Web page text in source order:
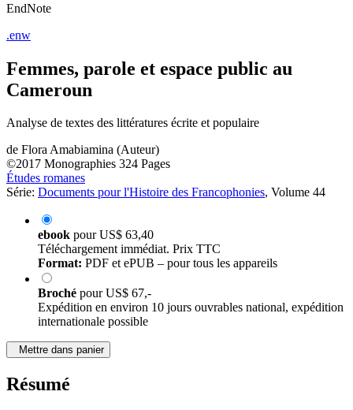
EndNote
.enw
Femmes, parole et espace public au
Cameroun
Analyse de textes des littératures écrite et populaire
de Flora Amabiamina (Auteur)
©2017 Monographies 324 Pages
Études romanes
Série: Documents pour l'Histoire des Francophonies, Volume 44
ebook pourUS$ 63,40
Téléchargement immédiat. Prix TTC
Format: PDF et ePUB – pour tous les appareils
Broché pourUS$ 67,-
Expédition en environ 10 jours ouvrables national, expédition
internationale possible
Mettre dans panier
Résumé